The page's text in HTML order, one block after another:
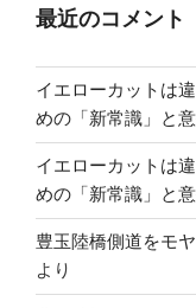
最近のコメント
イエローカットは
めの「新常識」と
イエローカットは
めの「新常識」と
豊玉陸橋側道をモ
より